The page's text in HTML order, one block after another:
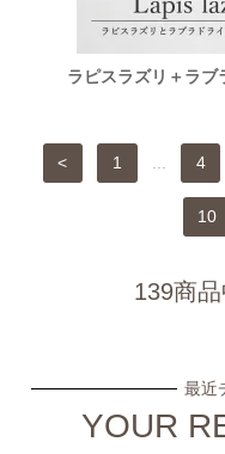
ラピスラズリ＋ラブ
< 1 ... 4
10
139商
最近
YOUR